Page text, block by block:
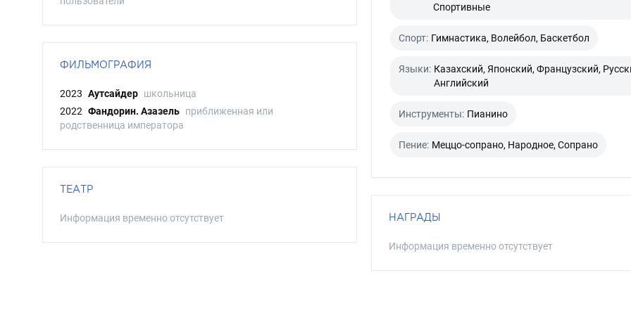
ФИЛЬМОГРАФИЯ
2023 Аутсайдер школьница
2022 Фандорин. Азазель приближенная или
родственница императора
ТЕАТР
Информация временно отсутствует
Спортивные
Спорт: Гимнастика, Волейбол, Баскетбол
Языки: Казахский, Японский, Французский,
Английский
Инструменты: Пианино
Пение: Меццо-сопрано, Народное, Сопрано
НАГРАДЫ
Информация временно отсутствует